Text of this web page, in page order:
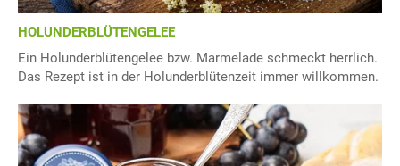
HOLUNDERBLÜTENGELEE
Ein Holunderblütengelee bzw. Marmelade schmeckt herrlich.
Das Rezept ist in der Holunderblütenzeit immer willkommen.